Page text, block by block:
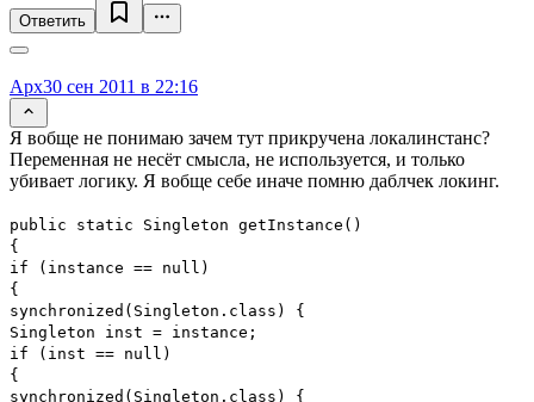
Ответить
Apx30 сен 2011 в 22:16
Я вобще не понимаю зачем тут прикручена локалинстанс?
Переменная не несёт смысла, не используется, и только
убивает логику. Я вобще себе иначе помню даблчек локинг.
public static Singleton getInstance()
{
if (instance == null)
{
synchronized(Singleton.class) {
Singleton inst = instance;
if (inst == null)
{
synchronized(Singleton.class) {